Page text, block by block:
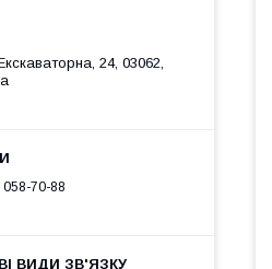
24, 03062,
70-88